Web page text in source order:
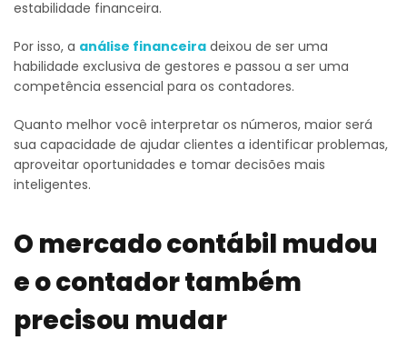
estabilidade financeira.
Por isso, a análise financeira deixou de ser uma
habilidade exclusiva de gestores e passou a ser uma
competência essencial para os contadores.
Quanto melhor você interpretar os números, maior será
sua capacidade de ajudar clientes a identificar problemas,
aproveitar oportunidades e tomar decisões mais
inteligentes.
O mercado contábil mudou
e o contador também
precisou mudar